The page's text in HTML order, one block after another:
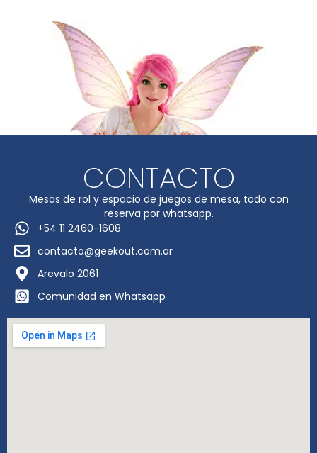
CONTACTO
Mesas de rol y espacio de juegos de mesa, todo con
reserva por whatsapp.
+54 11 2460-1608
contacto@geekout.com.ar
Arevalo 2061
Comunidad en Whatsapp